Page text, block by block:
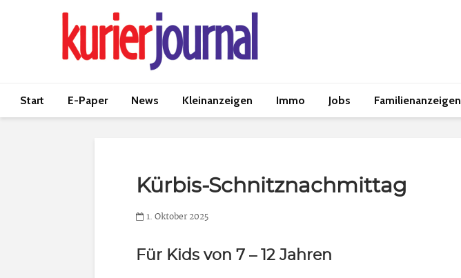
Start E-Paper News Kleinanzeigen Immo Jobs Familienanzeigen
Kürbis-Schnitznachmittag
1. Oktober 2025
Für Kids von 7 – 12 Jahren